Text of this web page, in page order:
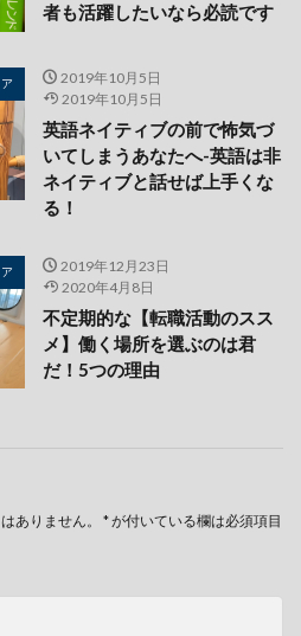
者も活躍したいなら必読です
2019年10月5日
2019年10月5日
英語ネイティブの前で怖気づ
いてしまうあなたへ-英語は非
ネイティブと話せば上手くな
る！
2019年12月23日
2020年4月8日
不定期的な【転職活動のスス
メ】働く場所を選ぶのは君
だ！5つの理由
ありません。 *が付いている欄は必須項目